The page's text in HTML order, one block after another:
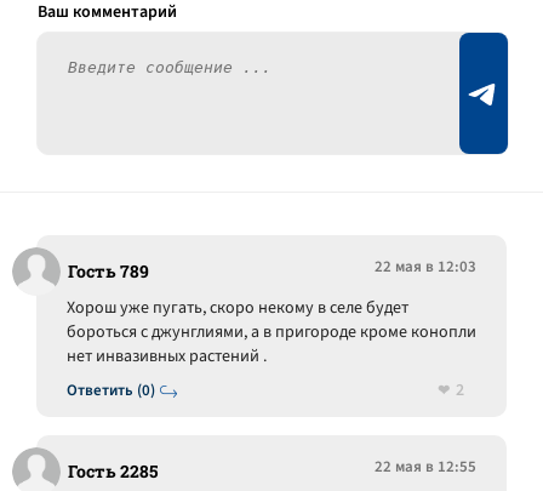
Гость 789 22 мая в 12:03
Ответить (0)
Хорош уже пугать, скоро некому в селе будет
бороться с джунглиями, а в пригороде кроме конопли
нет инвазивных растений .
2
Гость 2285 22 мая в 12:55